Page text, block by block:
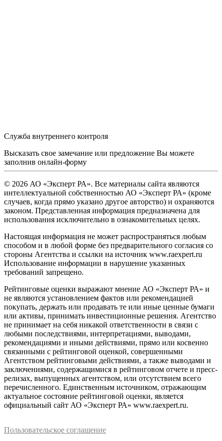
Служба внутреннего контроля
Высказать свое замечание или предложение Вы можете
заполнив онлайн-форму
© 2026 АО «Эксперт РА». Все материалы сайта являются
интеллектуальной собственностью АО «Эксперт РА» (кроме
случаев, когда прямо указано другое авторство) и охраняются
законом. Представленная информация предназначена для
использования исключительно в ознакомительных целях.
Настоящая информация не может распространяться любым
способом и в любой форме без предварительного согласия со
стороны Агентства и ссылки на источник www.raexpert.ru
Использование информации в нарушение указанных
требований запрещено.
Рейтинговые оценки выражают мнение АО «Эксперт РА» и
не являются установлением фактов или рекомендацией
покупать, держать или продавать те или иные ценные бумаги
или активы, принимать инвестиционные решения. Агентство
не принимает на себя никакой ответственности в связи с
любыми последствиями, интерпретациями, выводами,
рекомендациями и иными действиями, прямо или косвенно
связанными с рейтинговой оценкой, совершенными
Агентством рейтинговыми действиями, а также выводами и
заключениями, содержащимися в рейтинговом отчете и пресс-
релизах, выпущенных агентством, или отсутствием всего
перечисленного. Единственным источником, отражающим
актуальное состояние рейтинговой оценки, является
официальный сайт АО «Эксперт РА» www.raexpert.ru.
Пользовательское соглашение